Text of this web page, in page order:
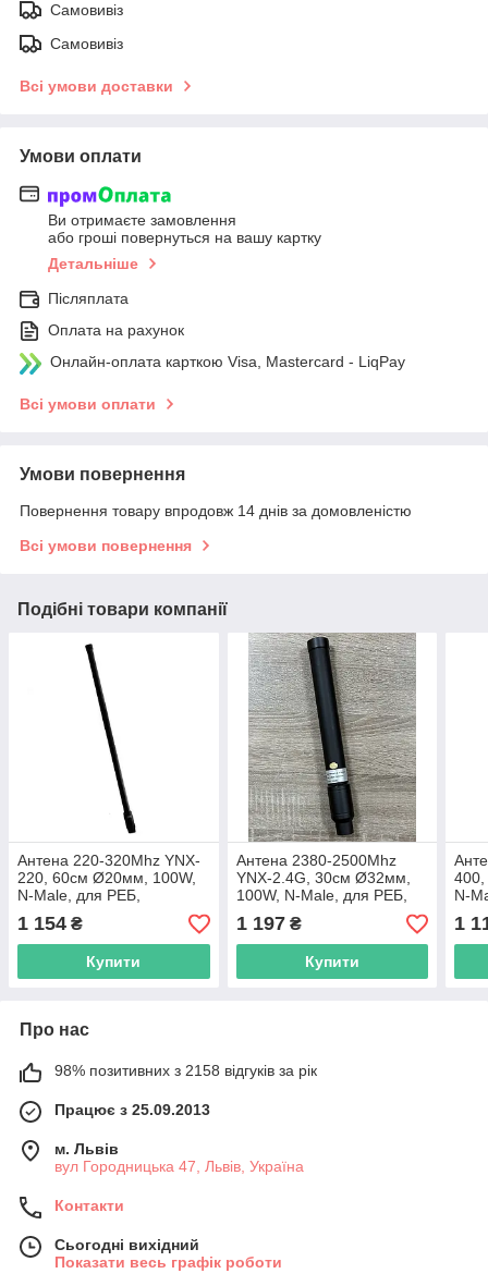
Самовивіз
Самовивіз
Всі умови доставки
Умови оплати
Ви отримаєте замовлення
або гроші повернуться на вашу картку
Детальніше
Післяплата
Оплата на рахунок
Онлайн-оплата карткою Visa, Mastercard - LiqPay
Всі умови оплати
Умови повернення
Повернення товару впродовж 14 днів за домовленістю
Всі умови повернення
Подібні товари компанії
Антена 220-320Mhz YNX-
220, 60см Ø20мм, 100W,
N-Male, для РЕБ,
всеспрямована,
вертикальна поляризація
1 154 ₴
Купити
Антена 2380-2500Mhz
YNX-2.4G, 30см Ø32мм,
100W, N-Male, для РЕБ,
всеспрямована,
вертикальна поляризація
1 197₴
Купити
N-
для
1
Про нас
98% позитивних з 2158 відгуків за рік
Працює з 25.09.2013
м. Львів
вул Городницька 47, Львів, Україна
Контакти
Сьогодні вихідний
Показати весь графік роботи